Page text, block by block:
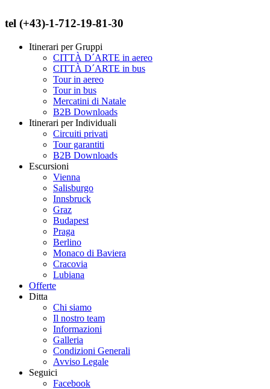
tel (+43)-1-712-19-81-30
Itinerari per Gruppi
CITTÀ D´ARTE in aereo
CITTÀ D´ARTE in bus
Tour in aereo
Tour in bus
Mercatini di Natale
B2B Downloads
Itinerari per Individuali
Circuiti privati
Tour garantiti
B2B Downloads
Escursioni
Vienna
Salisburgo
Innsbruck
Graz
Budapest
Praga
Berlino
Monaco di Baviera
Cracovia
Lubiana
Offerte
Ditta
Chi siamo
Il nostro team
Informazioni
Galleria
Condizioni Generali
Avviso Legale
Seguici
Facebook